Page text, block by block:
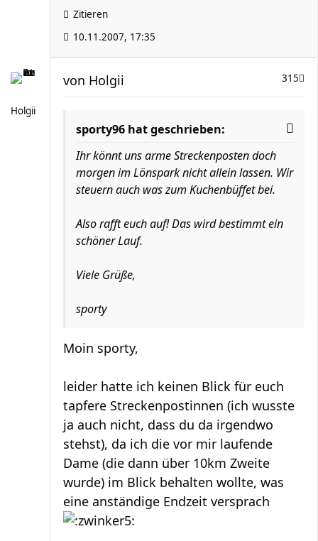
Zitieren
10.11.2007, 17:35
Holgii
315
von Holgii
sporty96 hat geschrieben:
Ihr könnt uns arme Streckenposten doch
morgen im Lönspark nicht allein lassen. Wir
steuern auch was zum Kuchenbüffet bei.
Also rafft euch auf! Das wird bestimmt ein
schöner Lauf.
Viele Grüße,
sporty
Moin sporty,
leider hatte ich keinen Blick für euch
tapfere Streckenpostinnen (ich wusste
ja auch nicht, dass du da irgendwo
stehst), da ich die vor mir laufende
Dame (die dann über 10km Zweite
wurde) im Blick behalten wollte, was
eine anständige Endzeit versprach